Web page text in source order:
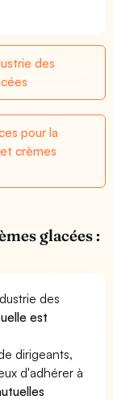
des
pour la
crèmes
glacées :
des
est
dirigeants,
d'adhérer à